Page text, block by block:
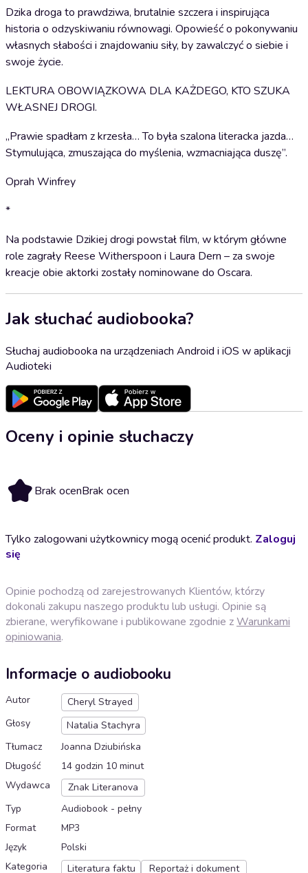
Dzika droga to prawdziwa, brutalnie szczera i inspirująca
historia o odzyskiwaniu równowagi. Opowieść o pokonywaniu
własnych słabości i znajdowaniu siły, by zawalczyć o siebie i
swoje życie.
LEKTURA OBOWIĄZKOWA DLA KAŻDEGO, KTO SZUKA
WŁASNEJ DROGI.
„Prawie spadłam z krzesła… To była szalona literacka jazda…
Stymulująca, zmuszająca do myślenia, wzmacniająca duszę”.
Oprah Winfrey
*
Na podstawie Dzikiej drogi powstał film, w którym główne
role zagrały Reese Witherspoon i Laura Dern – za swoje
kreacje obie aktorki zostały nominowane do Oscara.
Jak słuchać audiobooka?
Słuchaj audiobooka na urządzeniach Android i iOS w aplikacji
Audioteki
Oceny i opinie słuchaczy
Brak ocenBrak ocen
Tylko zalogowani użytkownicy mogą ocenić produkt. Zaloguj
się
Opinie pochodzą od zarejestrowanych Klientów, którzy
dokonali zakupu naszego produktu lub usługi. Opinie są
zbierane, weryfikowane i publikowane zgodnie zWarunkami
opiniowania.
Informacje o audiobooku
Autor
Cheryl Strayed
Głosy
Natalia Stachyra
Tłumacz
Joanna Dziubińska
Długość
14 godzin 10 minut
Wydawca
Znak Literanova
Typ
Audiobook - pełny
Format
MP3
Język
Polski
Kategoria
Literatura faktu Reportaż i dokument